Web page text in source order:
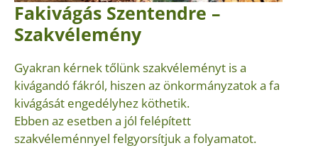
Fakivágás Szentendre –
Szakvélemény
Gyakran kérnek tőlünk szakvéleményt is a
kivágandó fákról, hiszen az önkormányzatok a fa
kivágását engedélyhez köthetik.
Ebben az esetben a jól felépített
szakvéleménnyel felgyorsítjuk a folyamatot.